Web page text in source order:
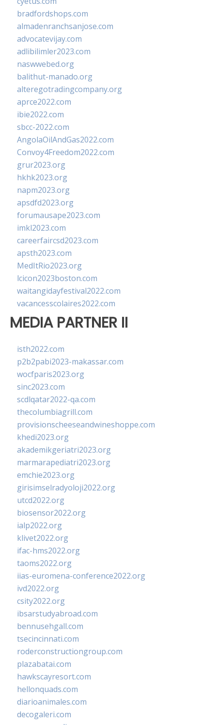
bradfordshops.com
almadenranchsanjose.com
advocatevijay.com
adlibilimler2023.com
naswwebed.org
balithut-manado.org
alteregotradingcompany.org
aprce2022.com
ibie2022.com
sbcc-2022.com
AngolaOilAndGas2022.com
Convoy4Freedom2022.com
grur2023.org
hkhk2023.org
napm2023.org
apsdfd2023.org
forumausape2023.com
imkl2023.com
careerfaircsd2023.com
apsth2023.com
MedItRio2023.org
lcicon2023boston.com
waitangidayfestival2022.com
vacancesscolaires2022.com
MEDIA PARTNER II
isth2022.com
p2b2pabi2023-makassar.com
wocfparis2023.org
sinc2023.com
scdlqatar2022-qa.com
thecolumbiagrill.com
provisionscheeseandwineshoppe.com
khedi2023.org
akademikgeriatri2023.org
marmarapediatri2023.org
emchie2023.org
girisimselradyoloji2022.org
utcd2022.org
biosensor2022.org
ialp2022.org
klivet2022.org
ifac-hms2022.org
taoms2022.org
iias-euromena-conference2022.org
ivd2022.org
csity2022.org
ibsarstudyabroad.com
bennusehgall.com
tsecincinnati.com
roderconstructiongroup.com
plazabatai.com
hawkscayresort.com
hellonquads.com
diarioanimales.com
decogaleri.com